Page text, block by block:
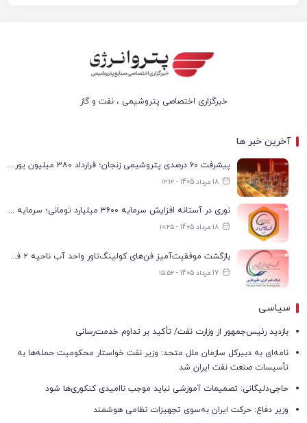
خبرگزاری اختصاصی پتروشیمی ، نفت و گاز
آخرین خبر ها
پیشرفت ۶۰ درصدی پتروشیمی زنجان؛ قرارداد ۳۸۰ میلیون یورویی با پیمانکاران منعقد شد
18 مرداد 1405 - ۱۲:۱۲
نوری در آستانه افزایش سرمایه ۳۶۰۰ میلیارد تومانی؛ سرمایه به ۹.۶ هزار میلیارد تومان می‌رسد
18 مرداد 1405 - ۱۰:۲۵
بازگشت موفقیت‌آمیز فن‌های کولینگ‌تاور واحد آب ناحیه ۲ فجر انرژی به مدار تولید
17 مرداد 1405 - ۱۵:۵۲
سیاسی
بازدید رئیس‌جمهور از وزارت نفت/ تأکید بر تداوم خدمت‌رسانی
نامه‌ای به دبیرکل سازمان ملل متحد: وزیر نفت خواستار محکومیت حمله‌ها به
تأسیسات صنعت نفت ایران شد
حاجی‌دلیگانی: تصمیمات آموزشی نباید موجب ناامیدی کنکوری‌ها شود
وزیر دفاع: حرکت ایران به‌سوی تجهیزات نظامی هوشمند